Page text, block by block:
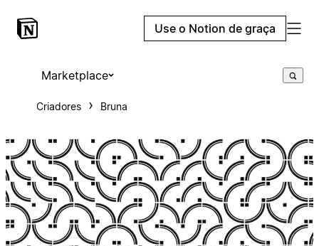
Use o Notion de graça
Marketplace
Criadores Bruna